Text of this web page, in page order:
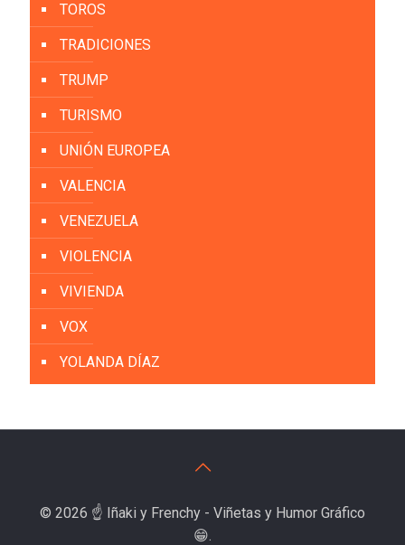
TOROS
TRADICIONES
TRUMP
TURISMO
UNIÓN EUROPEA
VALENCIA
VENEZUELA
VIOLENCIA
VIVIENDA
VOX
YOLANDA DÍAZ
© 2026 ☝️ Iñaki y Frenchy - Viñetas y Humor Gráfico
😁.